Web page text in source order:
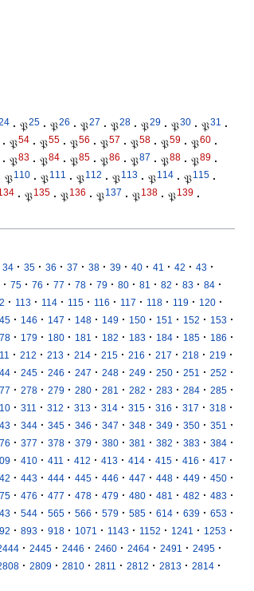
· 𝔓25 · 𝔓26 · 𝔓27 · 𝔓28 · 𝔓29 · 𝔓30 · 𝔓31 ·
· 𝔓54 · 𝔓55 · 𝔓56 · 𝔓57 · 𝔓58 · 𝔓59 · 𝔓60 ·
· 𝔓83 · 𝔓84 · 𝔓85 · 𝔓86 · 𝔓87 · 𝔓88 · 𝔓89 ·
𝔓110 · 𝔓111 · 𝔓112 · 𝔓113 · 𝔓114 · 𝔓115 ·
· 𝔓135 · 𝔓136 · 𝔓137 · 𝔓138 · 𝔓139 ·
34 · 35 · 36 · 37 · 38 · 39 · 40 · 41 · 42 · 43 ·
· 75 · 76 · 77 · 78 · 79 · 80 · 81 · 82 · 83 · 84 ·
· 113 · 114 · 115 · 116 · 117 · 118 · 119 · 120 ·
· 146 · 147 · 148 · 149 · 150 · 151 · 152 · 153 ·
· 179 · 180 · 181 · 182 · 183 · 184 · 185 · 186 ·
· 212 · 213 · 214 · 215 · 216 · 217 · 218 · 219 ·
· 245 · 246 · 247 · 248 · 249 · 250 · 251 · 252 ·
· 278 · 279 · 280 · 281 · 282 · 283 · 284 · 285 ·
· 311 · 312 · 313 · 314 · 315 · 316 · 317 · 318 ·
· 344 · 345 · 346 · 347 · 348 · 349 · 350 · 351 ·
· 377 · 378 · 379 · 380 · 381 · 382 · 383 · 384 ·
· 410 · 411 · 412 · 413 · 414 · 415 · 416 · 417 ·
· 443 · 444 · 445 · 446 · 447 · 448 · 449 · 450 ·
· 476 · 477 · 478 · 479 · 480 · 481 · 482 · 483 ·
· 544 · 565 · 566 · 579 · 585 · 614 · 639 · 653 ·
· 893 · 918 · 1071 · 1143 · 1152 · 1241 · 1253 ·
· 2445 · 2446 · 2460 · 2464 · 2491 · 2495 ·
· 2809 · 2810 · 2811 · 2812 · 2813 · 2814 ·